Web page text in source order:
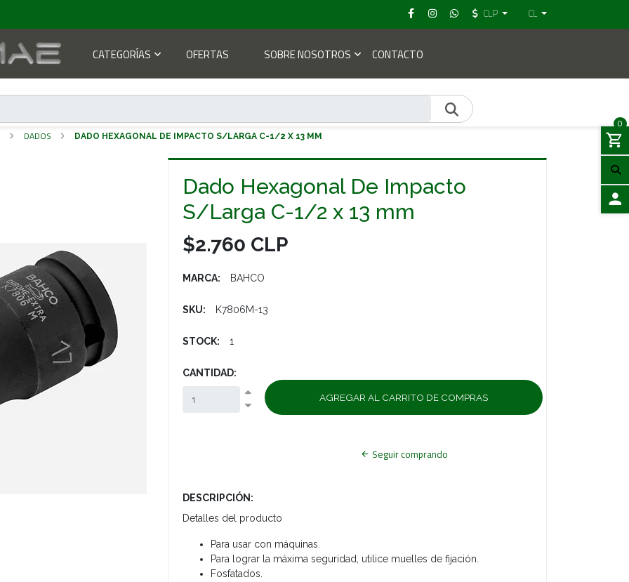
CLP CL
CATEGORÍAS OFERTAS SOBRE NOSOTROS CONTACTO
0
DADOS DADO HEXAGONAL DE IMPACTO S/LARGA C-1/2 X 13 MM
Dado Hexagonal De Impacto
S/Larga C-1/2 x 13 mm
$2.760 CLP
MARCA: BAHCO
SKU: K7806M-13
STOCK: 1
CANTIDAD:
Seguir comprando
DESCRIPCIÓN:
Detalles del producto
Para usar con máquinas.
Para lograr la máxima seguridad, utilice muelles de fijación.
Fosfatados.